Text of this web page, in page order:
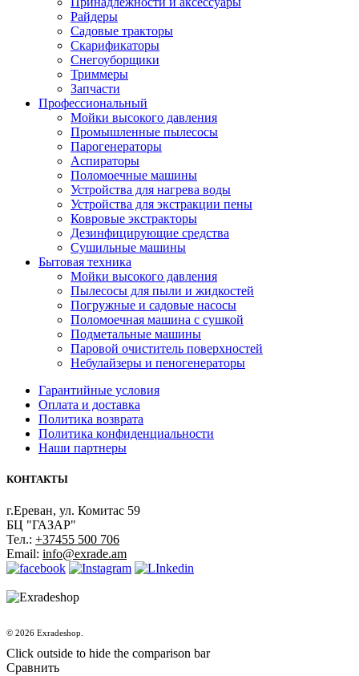
Райдеры
Садовые тракторы
Скарификаторы
Снегоуборщики
Триммеры
Запчасти
Профессиональный
Мойки высокого давления
Промышленные пылесосы
Парогенераторы
Аспираторы
Поломоечные машины
Устройства для нагрева воды
Устройства для экстракции пены
Ковровые экстракторы
Дезинфицирующие средства
Сушильные машины
Бытовая техника
Мойки высокого давления
Пылесосы для пыли и жидкостей
Погружные и садовые насосы
Поломоечная машина с сушкой
Подметальные машины
Паровой очиститель поверхностей
Небулайзеры и пеногенераторы
Гарантийные условия
Оплата и доставка
Политика возврата
Политика конфиденциальности
Наши партнеры
КОНТАКТЫ
г.Ереван, ул. Комитас 59
БЦ "ГАЗАР"
Тел.: +37455 500 706
Email: info@exrade.am
© 2026 Exradeshop.
Click outside to hide the comparison bar
Сравнить